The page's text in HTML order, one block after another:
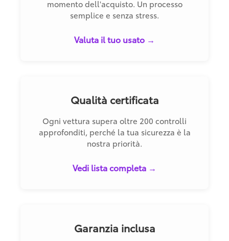
momento dell'acquisto. Un processo
semplice e senza stress.
Valuta il tuo usato →
Qualità certificata
Ogni vettura supera oltre 200 controlli
approfonditi, perché la tua sicurezza è la
nostra priorità.
Vedi lista completa →
Garanzia inclusa